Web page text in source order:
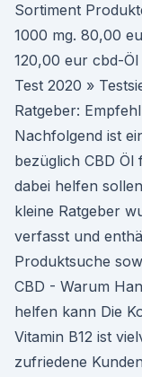
Sortiment
1000 mg. 80,00
120,00 eur cbd-
Test 2020 »
Ratgeber:
Nachfolgend ist
bezüglich CBD
dabei helfen
kleine Ratgeber
verfasst und
Produktsuche
CBD - Warum
helfen kann Die
Vitamin B12 ist
zufriedene